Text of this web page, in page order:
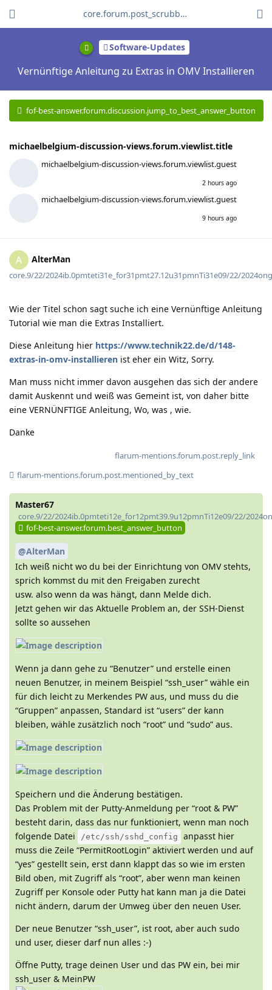
Software-Updates
Vernünftige Anleitung zu Extras in OMV Installieren
fof-best-answer.forum.discussion.jump_to_best_answer_button
michaelbelgium-discussion-views.forum.viewlist.title
michaelbelgium-discussion-views.forum.viewlist.guest
2 hours ago
michaelbelgium-discussion-views.forum.viewlist.guest
9 hours ago
core.forum.post_scrubber.viewing_text
A AlterMan
core.9/22/2024ib.0pmteti31e_for31pmt27.12u31pmnTi31e09/22/2024ong
Wie der Titel schon sagt suche ich eine Vernünftige Anleitung
Tutorial wie man die Extras Installiert.
Diese Anleitung hier https://www.technik22.de/d/148-
extras-in-omv-installieren ist eher ein Witz, Sorry.
Man muss nicht immer davon ausgehen das sich der andere
damit Auskennt und weiß was Gemeint ist, von daher bitte
eine VERNÜNFTIGE Anleitung, Wo, was , wie.
Danke
flarum-mentions.forum.post.reply_link
flarum-mentions.forum.post.mentioned_by_text
Master67
core.9/22/2024ib.0pmteti12e_for12pmt39.9u12pmnTi12e09/22/
fof-best-answer.forum.best_answer_button
@AlterMan
Ich weiß nicht wo du bei der Einrichtung von OMV stehts,
sprich kommst du mit den Freigaben zurecht
usw. also wenn da was hängt, dann Melde dich.
Jetzt gehen wir das Aktuelle Problem an, der SSH-Dienst
sollte so aussehen
Wenn ja dann gehe zu “Benutzer” und erstelle einen
neuen Benutzer, in meinem Beispiel “ssh_user” wähle ein
für dich leicht zu Merkendes PW aus, und muss du die
“Gruppen” anpassen, Standard ist “users” der kann
bleiben, wähle zusätzlich noch “root” und “sudo” aus.
Speichern und die Änderung bestätigen.
Das Problem mit der Putty-Anmeldung per “root & PW”
besteht darin, dass das nur funktioniert, wenn man noch
folgende Datei
/etc/ssh/sshd_config
anpasst hier
muss die Zeile “PermitRootLogin” aktiviert werden und auf
“yes” gestellt sein, erst dann klappt das so wie im ersten
Bild oben, mit Zugriff als “root”, aber wenn man keinen
Zugriff per Konsole oder Putty hat kann man ja die Datei
nicht ändern, darum der Umweg über den neuen User.
Der neue Benutzer “ssh_user”, ist root, aber auch sudo
und user, dieser darf nun alles :-)
Öffne Putty, trage deinen User und das PW ein, bei mir
ssh_user & MeinPW